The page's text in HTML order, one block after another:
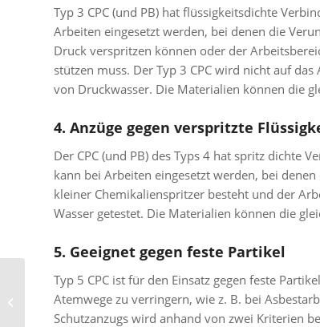
Typ 3 CPC (und PB) hat flüssigkeitsdichte
Arbeiten eingesetzt werden, bei denen die
Druck verspritzen können oder der
stützen muss. Der Typ 3 CPC wird nicht auf
von Druckwasser. Die Materialien können die
4. Anzüge gegen verspritzte
Der CPC (und PB) des Typs 4 hat spritz dichte
kann bei Arbeiten eingesetzt werden, bei
kleiner Chemikalienspritzer besteht und der
Wasser getestet. Die Materialien können die
5. Geeignet gegen feste Partikel
Typ 5 CPC ist für den Einsatz gegen feste
Atemwege zu verringern, wie z. B. bei
Schutzanzugs wird anhand von zwei Kriterien
Intelligente Textilien:
Vernetzte
Schutzkleidung